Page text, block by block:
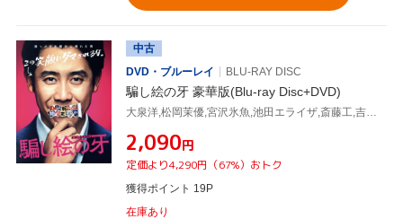
中古
DVD・ブルーレイ
BLU-RAY DISC
騙し絵の牙 豪華版(Blu-ray Disc+DVD)
大泉洋,松岡茉優,宮沢氷魚,池田エライザ,斎藤工,吉田大八(監督、脚本),塩田武士(原作),LITE(音楽)
¥2,090円
定価より4,290円（67%）おトク
獲得ポイント 19P
在庫あり